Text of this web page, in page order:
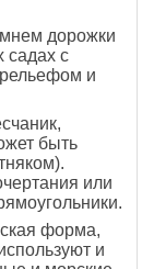
дорожки
садах с
и
быть
или
форма,
и